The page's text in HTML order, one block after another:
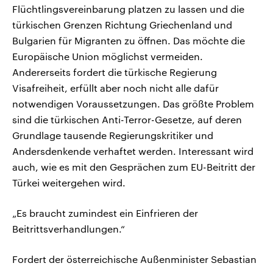
Flüchtlingsvereinbarung platzen zu lassen und die
türkischen Grenzen Richtung Griechenland und
Bulgarien für Migranten zu öffnen. Das möchte die
Europäische Union möglichst vermeiden.
Andererseits fordert die türkische Regierung
Visafreiheit, erfüllt aber noch nicht alle dafür
notwendigen Voraussetzungen. Das größte Problem
sind die türkischen Anti-Terror-Gesetze, auf deren
Grundlage tausende Regierungskritiker und
Andersdenkende verhaftet werden. Interessant wird
auch, wie es mit den Gesprächen zum EU-Beitritt der
Türkei weitergehen wird.
„Es braucht zumindest ein Einfrieren der
Beitrittsverhandlungen.“
Fordert der österreichische Außenminister Sebastian